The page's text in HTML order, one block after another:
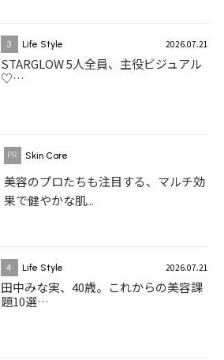
3 Life Style 2026.07.21
STARGLOW 5人全員、主役ビジュアル
♡…
Skin Care
美容のプロたちも注目する、マルチ効
果で健やかな肌...
4 Life Style 2026.07.21
田中みな実、40歳。これからの美容課
題10選…